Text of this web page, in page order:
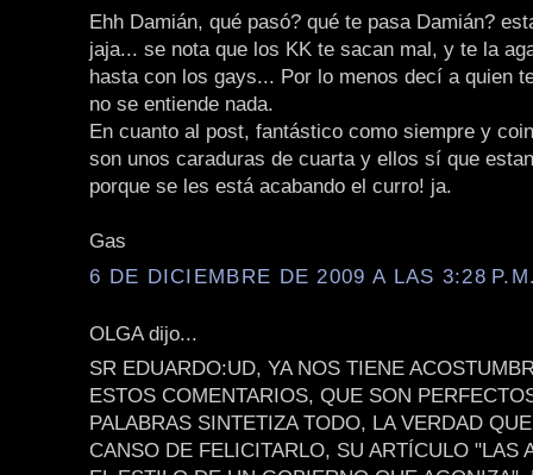
Ehh Damián, qué pasó? qué te pasa Damián?
jaja... se nota que los KK te sacan mal, y te la
hasta con los gays... Por lo menos decí a quien
no se entiende nada.
En cuanto al post, fantástico como siempre y
son unos caraduras de cuarta y ellos sí que
porque se les está acabando el curro! ja.
Gas
6 DE DICIEMBRE DE 2009 A LAS 3:28
OLGA dijo...
SR EDUARDO:UD, YA NOS TIENE
ESTOS COMENTARIOS, QUE SON
PALABRAS SINTETIZA TODO, LA VERDAD
CANSO DE FELICITARLO, SU ARTÍCULO "LAS